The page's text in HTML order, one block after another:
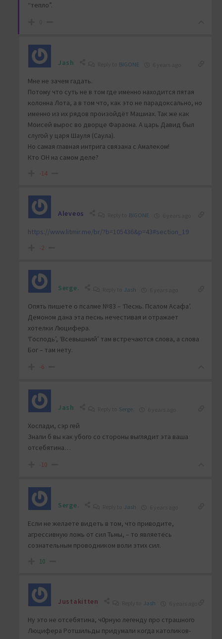
“тепло”.
Jash BIGONE
Мне не зачем гадать.
Потому что суть не в том где именно находится пятая
колонна Лота, а в том что, как это не парадоксально, но
именно из их рядов произойдёт Машиах. Так же как
Моисей вырос во дворце Фараона. А царь Давид был
слугой у царя Шауля (Саула).
Но самая главная интрига связана с Амалеком!
Кто ОН на самом деле?
-14
Aleveos BIGONE
https://www.litmir.me/br/?b=105436&p=43#section_19
-2
Serge. Jash
Опять пишете о псалме №83 – ‘Песнь. Псалом Асафа’.
Демоном дана эта песнь нечестивая и отражает
хотелки Люцифера.
‘Господь’, ‘Всевышний’ там встречаются слова, а слова
Бог – там нету.
-6
Jash Serge.
Хоспади, сэр гей
Знали б вы как убого со стороны выглядит эта ваша
отсебятина…
-10
Serge. Jash
Если не желаете видеть в том, что приводите,
агрессивную ложь от сил Тьмы, – то являетесь
сознательным проводником воли этих сил.
10
Justakitten Jash
Ну это не отсебятина, ч0рную легенду про страшного
Люцифера Ротшильды придумали когда католиков-